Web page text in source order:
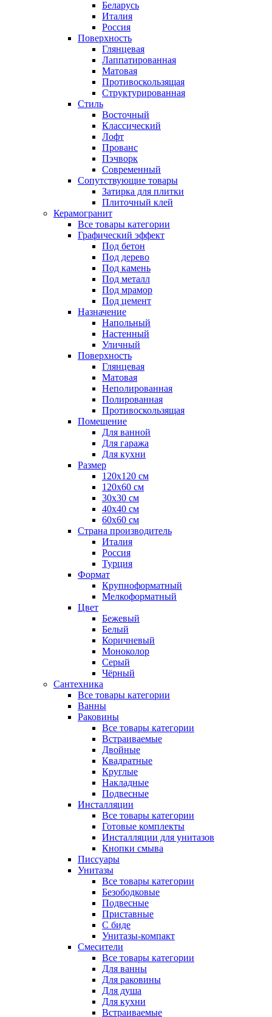
Беларусь
Италия
Россия
Поверхность
Глянцевая
Лаппатированная
Матовая
Противоскользящая
Структурированная
Стиль
Восточный
Классический
Лофт
Прованс
Пэчворк
Современный
Сопутствующие товары
Затирка для плитки
Плиточный клей
Керамогранит
Все товары категории
Графический эффект
Под бетон
Под дерево
Под камень
Под металл
Под мрамор
Под цемент
Назначение
Напольный
Настенный
Уличный
Поверхность
Глянцевая
Матовая
Неполированная
Полированная
Противоскользящая
Помещение
Для ванной
Для гаража
Для кухни
Размер
120x120 см
120x60 см
30x30 см
40x40 см
60x60 см
Страна производитель
Италия
Россия
Турция
Формат
Крупноформатный
Мелкоформатный
Цвет
Бежевый
Белый
Коричневый
Моноколор
Серый
Чёрный
Сантехника
Все товары категории
Ванны
Раковины
Все товары категории
Встраиваемые
Двойные
Квадратные
Круглые
Накладные
Подвесные
Инсталляции
Все товары категории
Готовые комплекты
Инсталляции для унитазов
Кнопки смыва
Писсуары
Унитазы
Все товары категории
Безободковые
Подвесные
Приставные
С биде
Унитазы-компакт
Смесители
Все товары категории
Для ванны
Для раковины
Для душа
Для кухни
Встраиваемые